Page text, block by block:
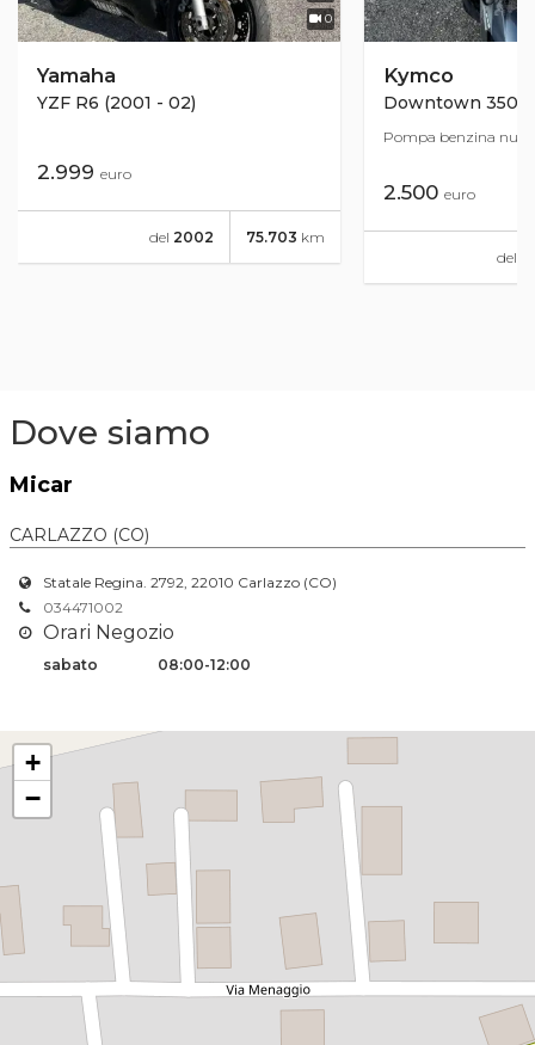
0
Yamaha
YZF R6 (2001 - 02)
2.999 euro
75.703 km
del 2002
Kymco
Downtown 350i
Pompa benzina
2.500 euro
del
Dove siamo
Micar
CARLAZZO (CO)
Statale Regina. 2792, 22010 Carlazzo (CO)
034471002
Orari Negozio
sabato 08:00-12:00
+
−